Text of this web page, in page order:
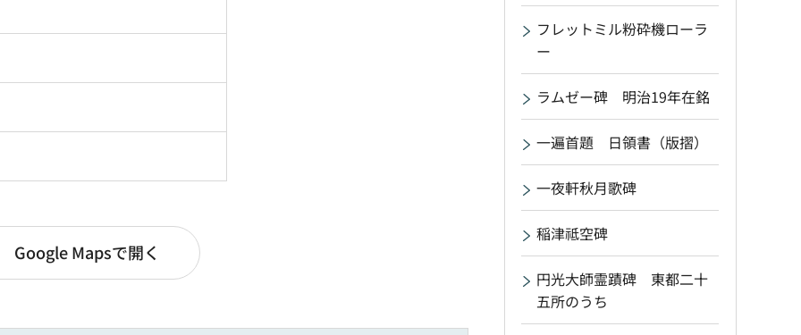
Google Mapsで開く
フレットミル粉砕機ローラ
ー
ラムゼー碑 明治19年在銘
一遍首題 日領書（版摺）
一夜軒秋月歌碑
稲津祗空碑
円光大師霊蹟碑 東都二十
五所のうち